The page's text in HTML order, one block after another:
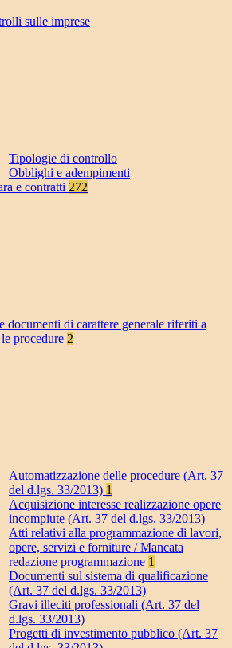
sulle imprese
Tipologie di controllo
Obblighi e adempimenti
e contratti 272
documenti di carattere generale riferiti a
procedure 2
Automatizzazione delle procedure (Art. 37
del d.lgs. 33/2013) 1
Acquisizione interesse realizzazione opere
incompiute (Art. 37 del d.lgs. 33/2013)
Atti relativi alla programmazione di lavori,
opere, servizi e forniture / Mancata
redazione programmazione 1
Documenti sul sistema di qualificazione
(Art. 37 del d.lgs. 33/2013)
Gravi illeciti professionali (Art. 37 del
d.lgs. 33/2013)
Progetti di investimento pubblico (Art. 37